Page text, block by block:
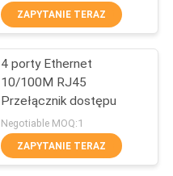
ZAPYTANIE TERAZ
4 porty Ethernet
10/100M RJ45
Przełącznik dostępu
Negotiable MOQ:1
ZAPYTANIE TERAZ